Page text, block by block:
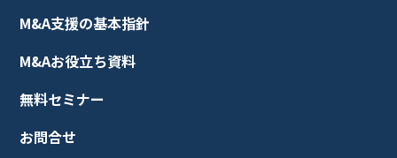
M&A支援の基本指針
M&Aお役立ち資料
無料セミナー
お問合せ